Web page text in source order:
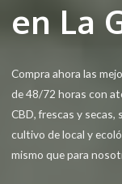
en La
Compra ahora las
de 48/72 horas con
CBD, frescas y secas,
cultivo de local y
mismo que para